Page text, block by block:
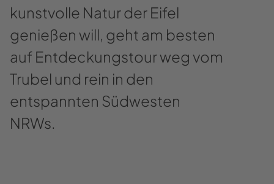
kunstvolle Natur der Eifel
genießen will, geht am besten
auf Entdeckungstour weg vom
Trubel und rein in den
entspannten Südwesten
NRWs.